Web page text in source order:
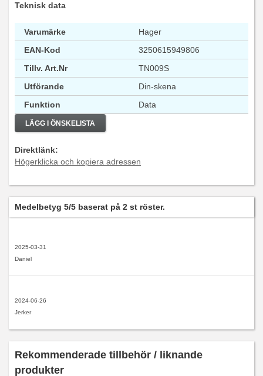
Teknisk data
Varumärke
Hager
EAN-Kod
3250615949806
Tillv. Art.Nr
TN009S
Utförande
Din-skena
Funktion
Data
LÄGG I ÖNSKELISTA
Direktlänk:
Högerklicka och kopiera adressen
Medelbetyg 5/5 baserat på 2 st röster.
2025-03-31
Daniel
2024-06-26
Jerker
Rekommenderade tillbehör / liknande
produkter